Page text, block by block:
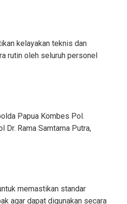
kelayakan teknis dan
rutin oleh seluruh personel
Papua Kombes Pol.
Dr. Rama Samtama Putra,
memastikan standar
agar dapat digunakan secara